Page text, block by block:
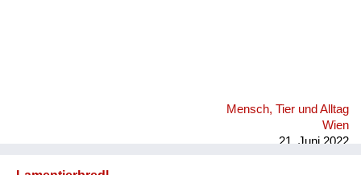
Mensch, Tier und Alltag
Wien
21. Juni 2022